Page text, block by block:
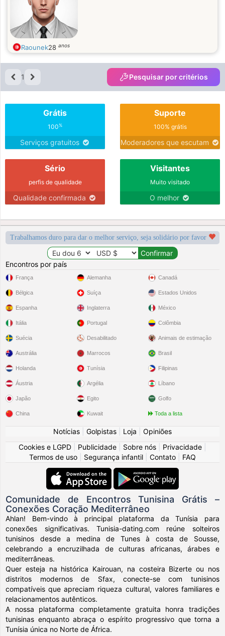
Raounek28 anos
1 Pesquisar por critérios
Grátis
100%
Serviços gratuitos
Suporte
100% grátis
Moderadores que escutam
Sério
perfis de qualidade
Qualidade confirmada
Visitantes
Muito visitado
O melhor
Trabalhamos duro para dar o melhor serviço, seja solidário por favor
Encontros por país
França
Bélgica
Espanha
Itália
Suécia
Alemanha
Suíça
Inglaterra
Portugal
Desabilitado
Canadá
Estados Unidos
México
Colômbia
Animais de estimação
Austrália
Holanda
Áustria
Japão
China
Marrocos
Tunísia
Argélia
Egito
Kuwait
Brasil
Filipinas
Líbano
Golfo
Toda a lista
Notícias Golpistas Loja
Opiniões
Cookies e LGPD
Publicidade Sobre nós Privacidade
Termos de uso
Segurança infantil Contato FAQ
Comunidade de Encontros Tunisina Grátis –
Conexões Coração Mediterrâneo
Ahlan! Bem-vindo à principal plataforma da Tunísia para
conexões significativas. Tunisia-dating.com reúne solteiros
tunisinos desde a medina de Tunes à costa de Sousse,
celebrando a encruzilhada de culturas africanas, árabes e
mediterrâneas.
Quer esteja na histórica Kairouan, na costeira Bizerte ou nos
distritos modernos de Sfax, conecte-se com tunisinos
compatíveis que apreciam riqueza cultural, valores familiares e
relacionamentos autênticos.
A nossa plataforma completamente gratuita honra tradições
tunisinas enquanto abraça o espírito progressivo que torna a
Tunísia única no Norte de África.